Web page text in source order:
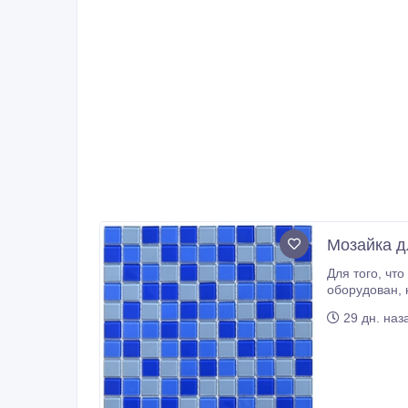
Мозайка
Для того, что бы отдых в бассейне был максимально приятным и комфортным, бассейн должен быть не только хорошо
оборудован, но еще и должен радовать глаз красивой отделкой! Реализовать самые смелые творческие идеи при отделке
29 дн.